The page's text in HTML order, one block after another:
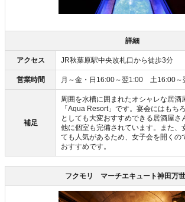
詳細
アクセス JR秋葉原駅中央改札口から徒歩3分
営業時間 月～金・日16:00～翌1:00 土16:00～
補足
周囲を水槽に囲まれたオシャレな居酒
「Aqua Resort」です。宴会にはもち
としても大変おすすめできる居酒屋さ
他に個室も完備されています。また、
ても人気があるため、女子会を開くの
おすすめです。
フクモリ マーチエキュート神田万